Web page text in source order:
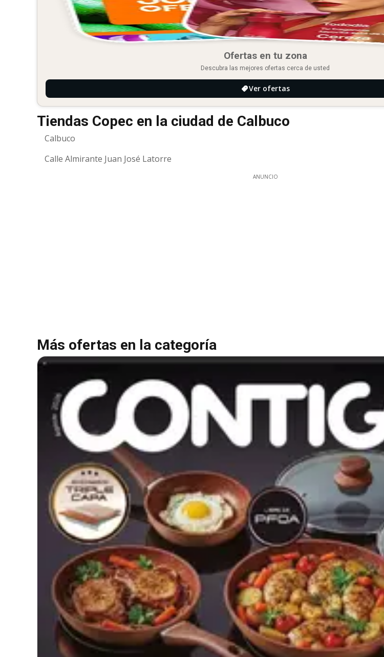
Ofertas en tu zona
Descubra las mejores ofertas cerca de usted
Ver ofertas
Tiendas Copec en la ciudad de Calbuco
Calbuco
Calle Almirante Juan José Latorre
ANUNCIO
Más ofertas en la categoría